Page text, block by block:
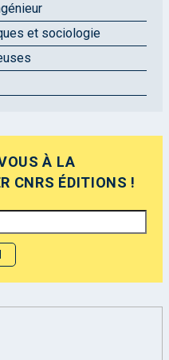
et sociologie
À LA
CNRS ÉDITIONS !